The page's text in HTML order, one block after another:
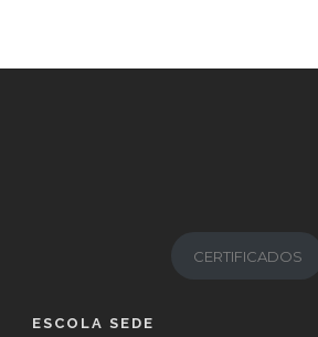
CERTIFICADOS
ESCOLA SEDE